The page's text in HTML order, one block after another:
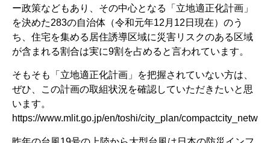
ー政策などもあり、その中心となる「立地適正化計画」
を決めた283の自治体（令和元年12月12日現在）のう
ち、住宅を集める居住誘導区域に災害リスクのある区域
が含まれる割合は実に9割を占めると言われています。
そもそも「立地適正化計画」を把握されていない方は、
ぜひ、この計画の取組状況を確認していただきたいと思
います。
https://www.mlit.go.jp/en/toshi/city_plan/